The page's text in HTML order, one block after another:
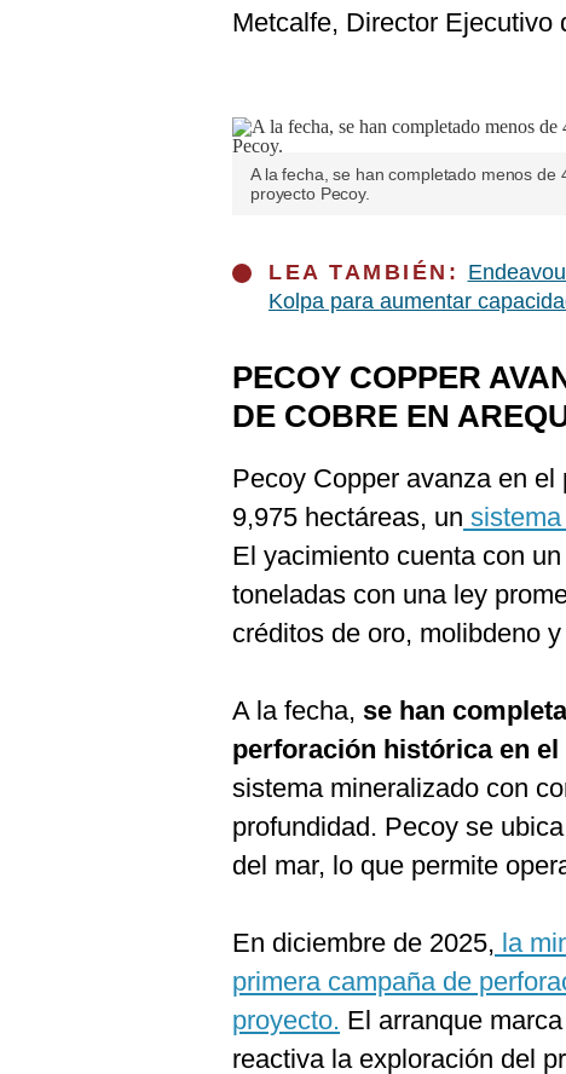
Metcalfe, Director Ejecutivo
A la fecha, se han completado menos
proyecto Pecoy.
LEA TAMBIÉN:
Kolpa para aumentar
PECOY COPPER
DE COBRE EN
Pecoy Copper avanza en
9,975 hectáreas, un
El yacimiento cuenta con
toneladas con una ley
créditos de oro, molibdeno
A la fecha, se han
perforación histórica en
sistema mineralizado con
profundidad. Pecoy se
del mar, lo que permite
En diciembre de 2025, la
primera campaña de
proyecto. El arranque
reactiva la exploración del